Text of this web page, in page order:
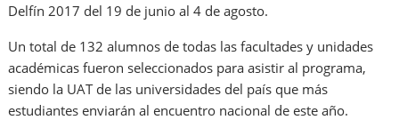
Delfín 2017 del 19 de junio al 4 de agosto.
Un total de 132 alumnos de todas las facultades y unidades
académicas fueron seleccionados para asistir al programa,
siendo la UAT de las universidades del país que más
estudiantes enviarán al encuentro nacional de este año.